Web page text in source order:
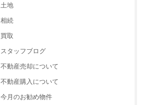
土地
相続
買取
スタッフブログ
不動産売却について
不動産購入について
今月のお勧め物件